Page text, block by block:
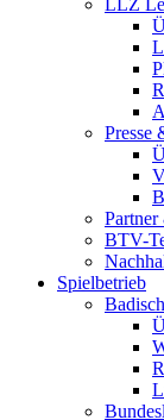
LLZ
Presse
Partner
BTV-
Spielbetrieb